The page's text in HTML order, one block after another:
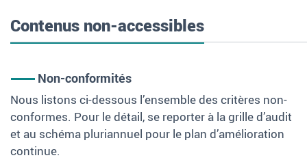
Contenus non-accessibles
Non-conformités
Nous listons ci-dessous l’ensemble des critères non-
conformes. Pour le détail, se reporter à la grille d’audit
et au schéma pluriannuel pour le plan d’amélioration
continue.